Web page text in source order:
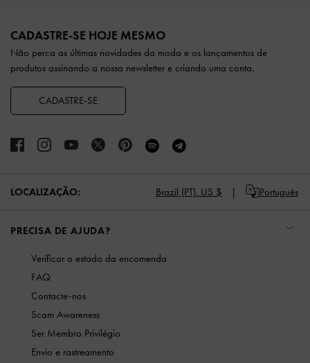
CADASTRE-SE HOJE MESMO
Não perca as últimas novidades da moda e os lançamentos de
produtos assinando a nossa newsletter e criando uma conta.
CADASTRE-SE
LOCALIZAÇÃO: Brazil (PT), US $ Português
PRECISA DE AJUDA?
Verificar o estado da encomenda
FAQ
Contacte-nos
Scam Awareness
Ser Membro Privilégio
Envio e rastreamento